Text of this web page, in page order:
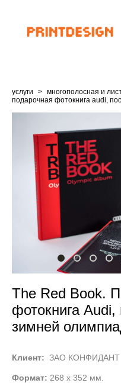
услуги > многополосная и
подарочная фотокнига audi,
The Red Book.
фотокнига
зимней
Клиент: ЗАО КОНФИДАНТ
Формат: 268 х 352 мм.